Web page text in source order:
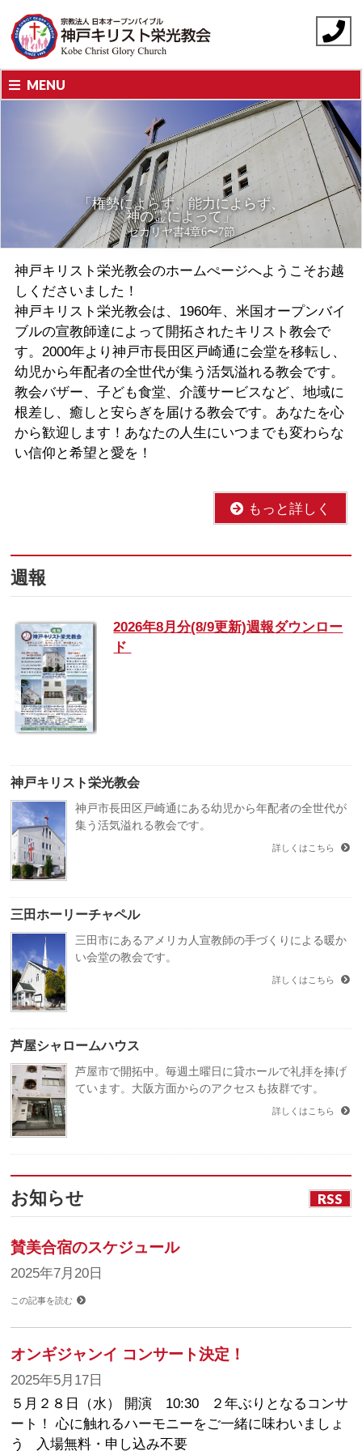
MENU
「権勢によらず、能力によらず、
神の霊によって」
ゼカリヤ書4章6〜7節
神戸キリスト栄光教会のホームぺージへようこそお越
しくださいました！
神戸キリスト栄光教会は、1960年、米国オープンバイ
ブルの宣教師達によって開拓されたキリスト教会で
す。2000年より神戸市長田区戸崎通に会堂を移転し、
幼児から年配者の全世代が集う活気溢れる教会です。
教会バザー、子ども食堂、介護サービスなど、地域に
根差し、癒しと安らぎを届ける教会です。あなたを心
から歓迎します！あなたの人生にいつまでも変わらな
い信仰と希望と愛を！
もっと詳しく
週報
2026年8月分(8/9更新)週報ダウンロー
ド
神戸キリスト栄光教会
神戸市長田区戸崎通にある幼児から年配者の全世代が
集う活気溢れる教会です。
詳しくはこちら
三田ホーリーチャペル
三田市にあるアメリカ人宣教師の手づくりによる暖か
い会堂の教会です。
詳しくはこちら
芦屋シャロームハウス
芦屋市で開拓中。毎週土曜日に貸ホールで礼拝を捧げ
ています。大阪方面からのアクセスも抜群です。
詳しくはこちら
お知らせ RSS
賛美合宿のスケジュール
2025年7月20日
この記事を読む
オンギジャンイ コンサート決定！
2025年5月17日
５月２８日（水） 開演 10:30 ２年ぶりとなるコンサ
ート！ 心に触れるハーモニーをご一緒に味わいましょ
う 入場無料・申し込み不要